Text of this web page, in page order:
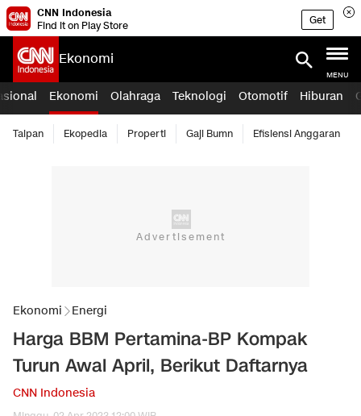
CNN Indonesia
Find it on Play Store
Get
Ekonomi
MENU
Ekonomi Olahraga Teknologi Otomotif Hiburan
Taipan Ekopedia Properti Gaji Bumn Efisiensi Anggaran
Ekonomi Energi
Harga BBM Pertamina-BP Kompak
Turun Awal April, Berikut Daftarnya
CNN Indonesia